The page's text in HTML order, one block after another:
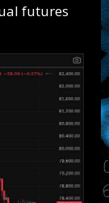
futures